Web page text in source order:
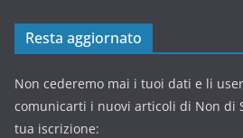
Resta aggiornato
Non cederemo mai i tuoi dati e li
comunicarti i nuovi articoli di Non di
tua iscrizione: